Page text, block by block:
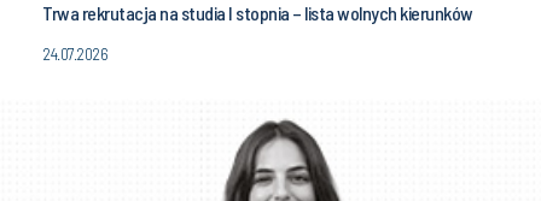
Trwa rekrutacja na studia I stopnia – lista wolnych kierunków
24.07.2026